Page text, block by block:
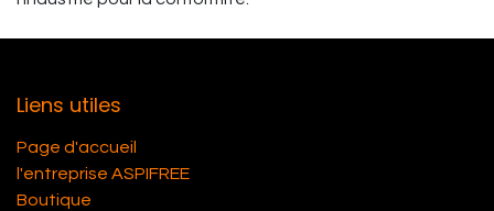
Liens utiles
Page d'accueil
l'entreprise ASPIFREE
Boutique